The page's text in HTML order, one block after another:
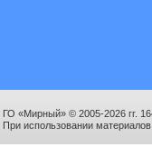
ГО «Мирный» © 2005-2026 гг.
При использовании